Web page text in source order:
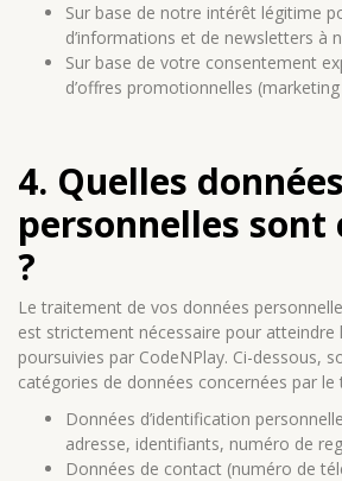
Sur base de notre intérêt légitime
d’informations et de newsletters à
Sur base de votre consentement
d’offres promotionnelles
4. Quelles données
personnelles sont
?
Le traitement de vos données
est strictement nécessaire pour atteindre
poursuivies par CodeNPlay. Ci-dessous,
catégories de données concernées par le
Données d’identification
adresse, identifiants, numéro de
Données de contact (numéro de